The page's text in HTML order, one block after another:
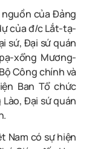
của Đảng
của đ/c Lắt-tạ-
sứ, Đại sứ quán
xổng Mương-
Công chính và
Ban Tổ chức
Đại sứ quán
Nam có sự hiện